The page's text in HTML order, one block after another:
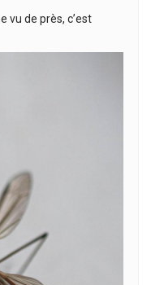
vu de près, c’est